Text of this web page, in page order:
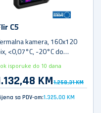
C5
kamera, 160x120
<0,07°C, -20°C do
isporuke do 10 dana
KM1.258,31 KM
sa PDV-om:1.325,00 KM